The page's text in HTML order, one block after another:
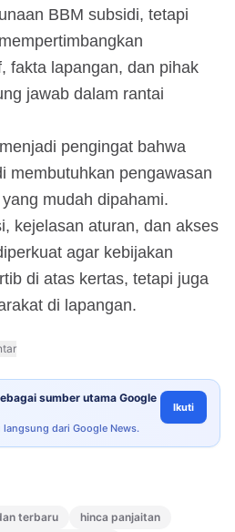
BBM subsidi, tetapi
fakta lapangan, dan pihak
jawab dalam rantai
pengingat bahwa
membutuhkan pengawasan
mudah dipahami.
kejelasan aturan, dan akses
agar kebijakan
di atas kertas, tetapi juga
di lapangan.
sumber utama Google
langsung dari Google News.
Ikuti
terbaru
hinca panjaitan